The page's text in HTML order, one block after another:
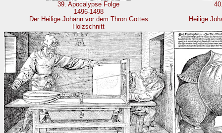
39. Apocalypse Folge
1496-1498
Der Heilige Johann vor dem Thron Gottes
Holzschnitt
Heilige